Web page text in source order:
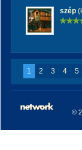
szép
1 2 3 4 5
©